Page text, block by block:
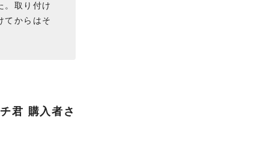
。取り付け
てからはそ
君 購入者さ